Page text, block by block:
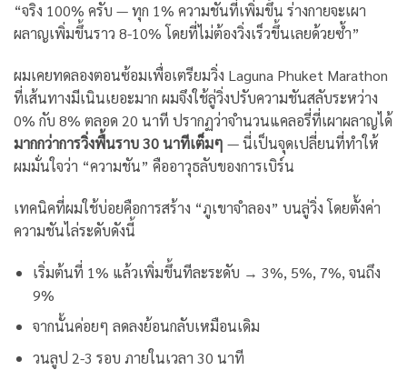
“จริง 100% ครับ — ทุก 1% ความชันที่เพิ่มขึ้น ร่างกายจะเผา
ผลาญเพิ่มขึ้นราว 8-10% โดยที่ไม่ต้องวิ่งเร็วขึ้นเลยด้วยซ้ำ”
ผมเคยทดลองตอนซ้อมเพื่อเตรียมวิ่ง Laguna Phuket Marathon
ที่เส้นทางมีเนินเยอะมาก ผมจึงใช้ลู่วิ่งปรับความชันสลับระหว่าง
0% กับ 8% ตลอด 20 นาที ปรากฏว่าจำนวนแคลอรี่ที่เผาผลาญได้
มากกว่าการวิ่งพื้นราบ 30 นาทีเต็มๆ — นี่เป็นจุดเปลี่ยนที่ทำให้
ผมมั่นใจว่า “ความชัน” คืออาวุธลับของการเบิร์น
เทคนิคที่ผมใช้บ่อยคือการสร้าง “ภูเขาจำลอง” บนลู่วิ่ง โดยตั้งค่า
ความชันไล่ระดับดังนี้
เริ่มต้นที่ 1% แล้วเพิ่มขึ้นทีละระดับ → 3%, 5%, 7%, จนถึง
9%
จากนั้นค่อยๆ ลดลงย้อนกลับเหมือนเดิม
วนลูป 2-3 รอบ ภายในเวลา 30 นาที